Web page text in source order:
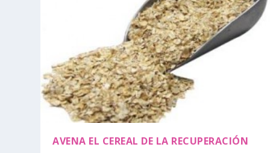
AVENA EL CEREAL DE LA RECUPERACIÓN